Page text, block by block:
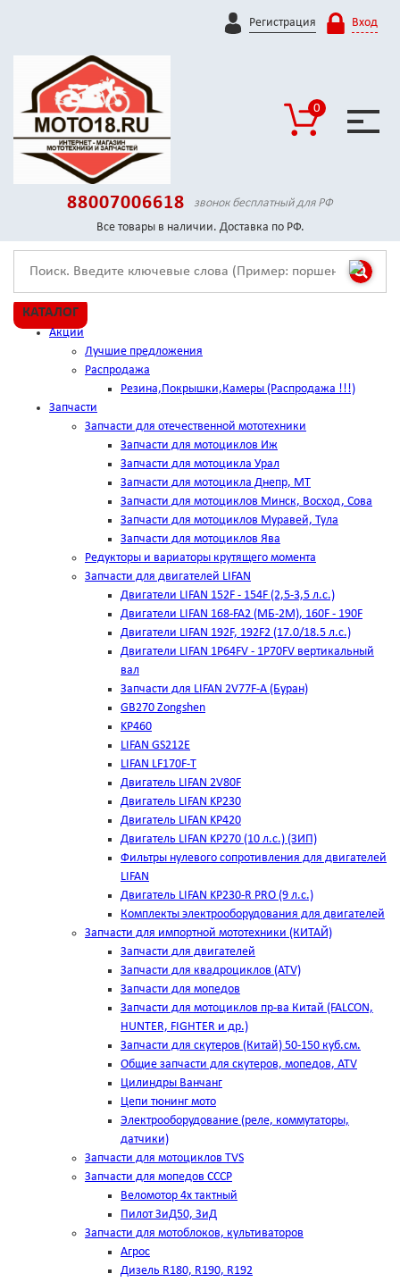
Регистрация Вход
0
88007006618
звонок бесплатный для РФ
Все товары в наличии. Доставка по РФ.
КАТАЛОГ
Акции
Лучшие предложения
Распродажа
Резина,Покрышки,Камеры (Распродажа !!!)
Запчасти
Запчасти для отечественной мототехники
Запчасти для мотоциклов Иж
Запчасти для мотоцикла Урал
Запчасти для мотоцикла Днепр, МТ
Запчасти для мотоциклов Минск, Восход, Сова
Запчасти для мотоциклов Муравей, Тула
Запчасти для мотоциклов Ява
Редукторы и вариаторы крутящего момента
Запчасти для двигателей LIFAN
Двигатели LIFAN 152F - 154F (2,5-3,5 л.с.)
Двигатели LIFAN 168-FA2 (МБ-2М), 160F - 190F
Двигатели LIFAN 192F, 192F2 (17.0/18.5 л.с.)
Двигатели LIFAN 1Р64FV - 1Р70FV вертикальный
вал
Запчасти для LIFAN 2V77F-A (Буран)
GB270 Zongshen
KP460
LIFAN GS212E
LIFAN LF170F-T
Двигатель LIFAN 2V80F
Двигатель LIFAN KP230
Двигатель LIFAN KP420
Двигатель LIFAN KP270 (10 л.с.) (ЗИП)
Фильтры нулевого сопротивления для двигателей
LIFAN
Двигатель LIFAN KP230-R PRO (9 л.с.)
Комплекты электрооборудования для двигателей
Запчасти для импортной мототехники (КИТАЙ)
Запчасти для двигателей
Запчасти для квадроциклов (ATV)
Запчасти для мопедов
Запчасти для мотоциклов пр-ва Китай (FALCON,
HUNTER, FIGHTER и др.)
Запчасти для скутеров (Китай) 50-150 куб.см.
Общие запчасти для скутеров, мопедов, ATV
Цилиндры Ванчанг
Цепи тюнинг мото
Электрооборудование (реле, коммутаторы,
датчики)
Запчасти для мотоциклов TVS
Запчасти для мопедов СССР
Веломотор 4х тактный
Пилот ЗиД50, ЗиД
Запчасти для мотоблоков, культиваторов
Агрос
Дизель R180, R190, R192